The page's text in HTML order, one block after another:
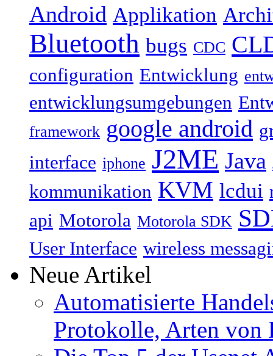
Android Applikation
Bluetooth bugs CDC
configuration Entwicklung
entwicklungsumgebungen
framework google android
interface iphone J2ME Java
kommunikation KVM lcdui
api Motorola Motorola SDK
User Interface wireless
Neue Artikel
Automatisierte
Protokolle, Arten von